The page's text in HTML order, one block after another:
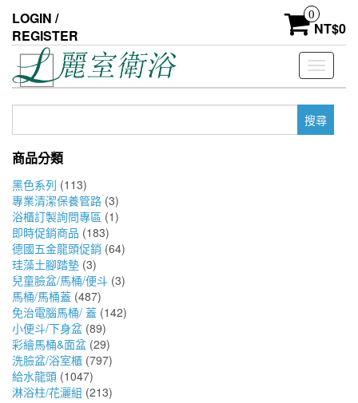
the
content
LOGIN /
REGISTER
0
NT$0
Toggle
鍵
商品分類
黑色系列 (113)
專業清潔保養管路 (3)
浴櫃訂製詢問專區 (1)
即時促銷商品 (183)
德國五金龍頭促銷 (64)
珪藻土腳踏墊 (3)
兒童臉盆/馬桶/便斗 (3)
馬桶/馬桶蓋 (487)
免治電腦馬桶/ 蓋 (142)
小便斗/下身盆 (89)
彩繪馬桶&面盆 (29)
洗臉盆/浴室櫃 (797)
給水龍頭 (1047)
淋浴柱/花灑組 (213)